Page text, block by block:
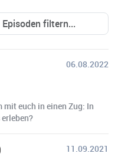
06.08.2022
euch in einen Zug: In
11.09.2021